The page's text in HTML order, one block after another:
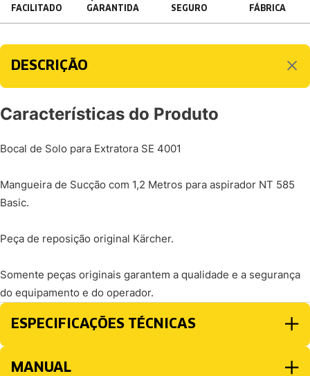
FACILITADO
GARANTIDA
SEGURO
FÁBRICA
DESCRIÇÃO
Características do Produto
Bocal de Solo para Extratora SE 4001
Mangueira de Sucção com 1,2 Metros para aspirador NT 585
Basic.
Peça de reposição original Kärcher.
Somente peças originais garantem a qualidade e a segurança
do equipamento e do operador.
ESPECIFICAÇÕES TÉCNICAS
MANUAL